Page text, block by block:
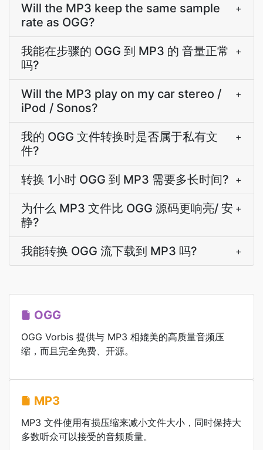
Will the MP3 keep the same sample
rate as OGG?
+
我能在步骤的 OGG 到 MP3 的 音量正常
吗?
+
Will the MP3 play on my car stereo /
iPod / Sonos?
+
我的 OGG 文件转换时是否属于私有文
件?
+
转换 1小时 OGG 到 MP3 需要多长时间? +
为什么 MP3 文件比 OGG 源码更响亮/ 安
静?
+
我能转换 OGG 流下载到 MP3 吗? +
OGG
OGG Vorbis 提供与 MP3 相媲美的高质量音频压
缩，而且完全免费、开源。
MP3
MP3 文件使用有损压缩来减小文件大小，同时保持大
多数听众可以接受的音频质量。